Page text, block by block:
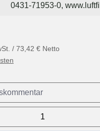
0431-71953-0,
/ 73,42 € Netto
Gib den